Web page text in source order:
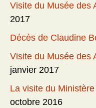
Visite du Musée des
2017
Décès de Claudine
Visite du Musée des
janvier 2017
La visite du
octobre 2016